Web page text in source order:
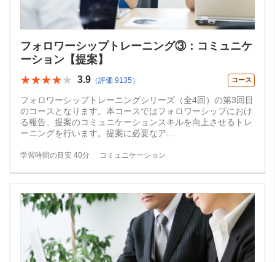
フォロワーシップトレーニング③：コミュニケ
ーション【提案】
★★★★★
★★★★★ 3.9 （評価 9135） コース
フォロワーシップトレーニングシリーズ（全4回）の第3回目
のコースとなります。本コースではフォロワーシップにおけ
る報告、提案のコミュニケーションスキルを向上させるトレ
ーニングを行います。提案に必要なア
学習時間の目安 40分 コミュニケーション